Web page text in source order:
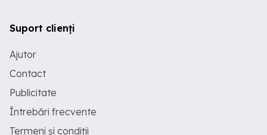
Suport clienți
Ajutor
Contact
Publicitate
Întrebări frecvente
Termeni și condiții